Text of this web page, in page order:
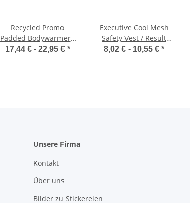
Recycled Promo
Padded Bodywarmer /
Result R244X
17,44 € - 22,95 € *
Executive Cool Mesh
Safety Vest / Result
R479X
8,02 € - 10,55 € *
Unsere Firma
Kontakt
Über uns
Bilder zu Stickereien